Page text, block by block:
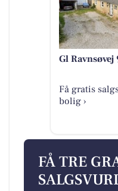
Gl
Få gratis
bolig ›
FÅ TRE